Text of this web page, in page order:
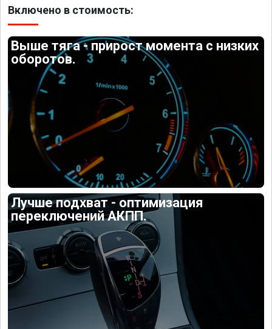
Включено в стоимость:
Выше тяга - прирост момента с низких
оборотов.
Лучше подхват - оптимизация
переключений АКПП.